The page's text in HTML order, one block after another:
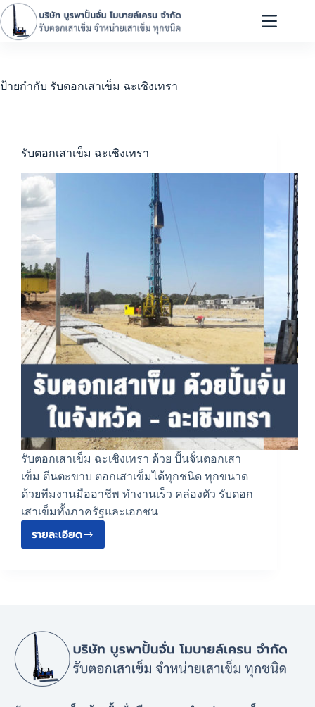
ป้ายกำกับ รับตอกเสาเข็ม ฉะเชิงเทรา
รับตอกเสาเข็ม ฉะเชิงเทรา
รับตอกเสาเข็ม ฉะเชิงเทรา ด้วย ปั้นจั่นตอกเสา
เข็ม ตีนตะขาบ ตอกเสาเข็มได้ทุกชนิด ทุกขนาด
ด้วยทีมงานมืออาชีพ ทำงานเร็ว คล่องตัว รับตอก
เสาเข็มทั้งภาครัฐและเอกชน
รายละเอียด